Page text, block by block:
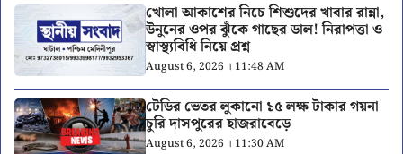
খোলা আকাশের নিচে শিশুদের খাবার রান্না,
উনুনের ওপর ঝুঁকে গাছের ডাল! নিরাপত্তা ও
স্বাস্থ্যবিধি নিয়ে প্রশ্ন
August 6, 2026 । 11:48 AM
টেডির ভেতর লুকানো ১৫ লক্ষ টাকার গয়না
চুরি দাসপুরের হাজরাবেড়ে
August 6, 2026 । 11:30 AM